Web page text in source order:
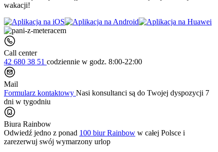
wakacji!
Call center
42 680 38 51 codziennie w godz. 8:00-22:00
Mail
Formularz kontaktowy Nasi konsultanci są do Twojej dyspozycji 7
dni w tygodniu
Biura Rainbow
Odwiedź jedno z ponad 100 biur Rainbow w całej Polsce i
zarezerwuj swój wymarzony urlop